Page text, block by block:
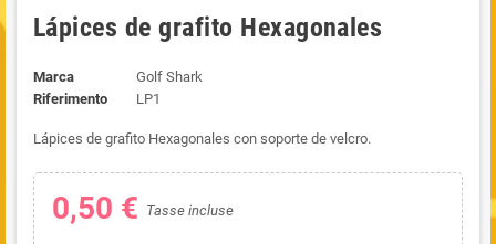
Lápices de grafito Hexagonales
Marca
Golf Shark
Riferimento
LP1
Lápices de grafito Hexagonales con soporte de velcro.
0,50 € Tasse incluse